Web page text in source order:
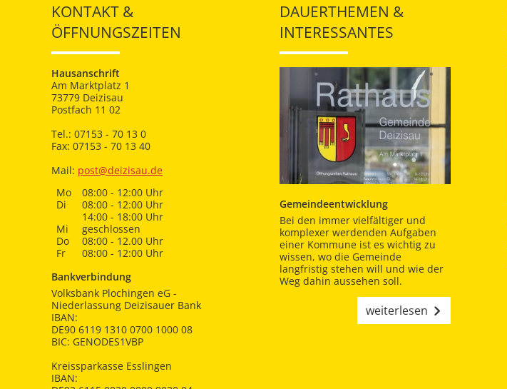
KONTAKT &
ÖFFNUNGSZEITEN
Hausanschrift
Am Marktplatz 1
73779 Deizisau
Postfach 11 02
Tel.: 07153 - 70 13 0
Fax: 07153 - 70 13 40
Mail: post@deizisau.de
Mo
08:00 - 12:00 Uhr
Di
08:00 - 12:00 Uhr
14:00 - 18:00 Uhr
Mi
geschlossen
Do
08:00 - 12.00 Uhr
Fr
08:00 - 12:00 Uhr
Bankverbindung
Volksbank Plochingen eG -
Niederlassung Deizisauer Bank
IBAN:
DE90 6119 1310 0700 1000 08
BIC: GENODES1VBP
Kreissparkasse Esslingen
IBAN:
DAUERTHEMEN &
INTERESSANTES
Gemeindeentwicklung
Bei den immer vielfältiger und
komplexer werdenden Aufgaben
einer Kommune ist es wichtig zu
wissen, wo die Gemeinde
langfristig stehen will und wie der
Weg dahin aussehen soll.
weiterlesen